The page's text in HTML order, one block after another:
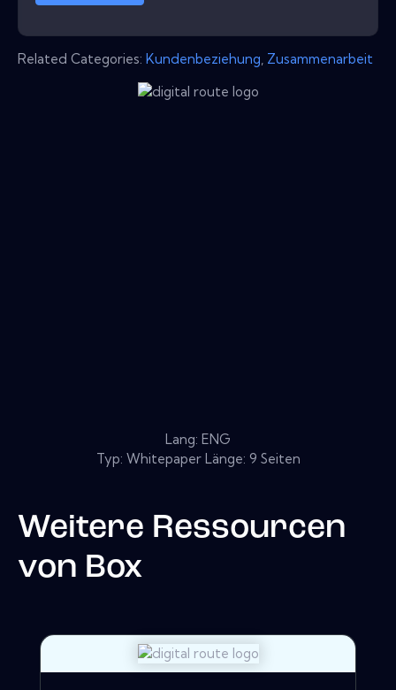
Related Categories: Kundenbeziehung Zusammenarbeit
Lang: ENG
Typ: Whitepaper Länge: 9 Seiten
Weitere Ressourcen
von Box